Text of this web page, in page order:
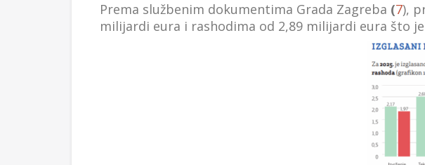
Prema službenim dokumentima Grada Zagreba (7),
milijardi eura i rashodima od 2,89 milijardi eura što